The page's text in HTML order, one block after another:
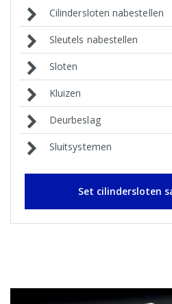
Cilindersloten nabestellen
Sleutels nabestellen
Sloten
Kluizen
Deurbeslag
Sluitsystemen
Set cilindersloten